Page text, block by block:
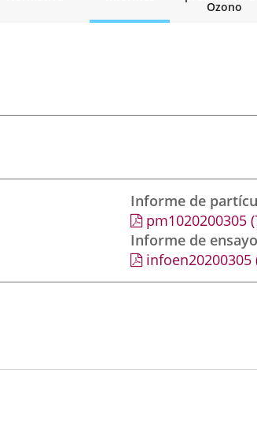
Ozono
Informe de
pm1020200305
Informe de
infoen20200305